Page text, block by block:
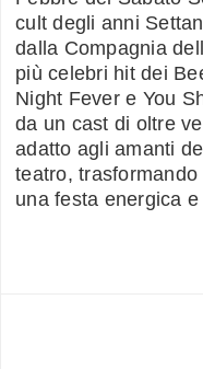
cult degli anni
dalla Compagnia
più celebri hit dei
Night Fever e You
da un cast di oltre
adatto agli amanti
teatro,
una festa energica